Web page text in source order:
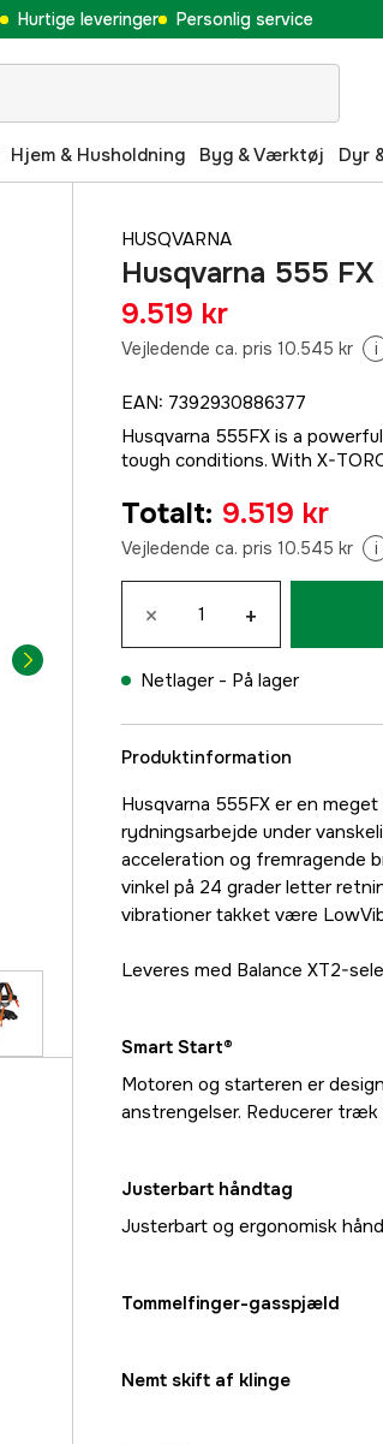
Hurtige leveringer Personlig service
Hjem & Husholdning Byg & Værktøj Dyr
HUSQVARNA
Husqvarna 555
9.519 kr
Vejledende ca. pris 10.545 kr i
EAN: 7392930886377
Husqvarna 555FX is a
tough conditions. With X-
Totalt: 9.519 kr
Vejledende ca. pris 10.545 kr i
× +
Netlager - På lager
Produktinformation
Husqvarna 555FX er en
rydningsarbejde under
acceleration og fremragende
vinkel på 24 grader letter
vibrationer takket være
Leveres med Balance XT2-
Smart Start®
Motoren og starteren er
anstrengelser. Reducerer træk
Justerbart håndtag
Justerbart og ergonomisk
Tommelfinger-gasspjæld
Nemt skift af klinge